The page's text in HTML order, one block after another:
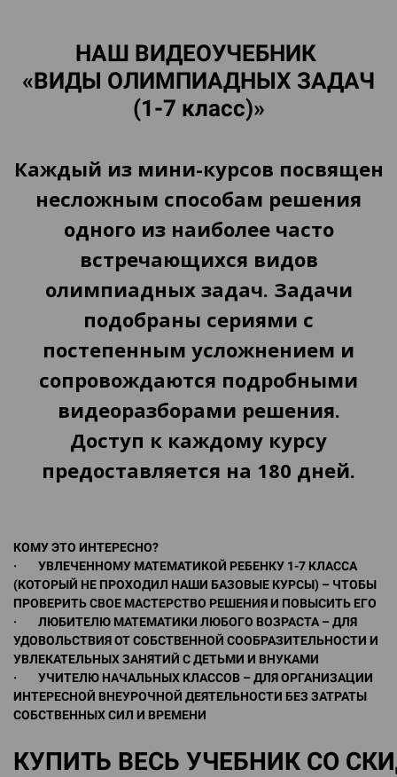
НАШ ВИДЕОУЧЕБНИК
«ВИДЫ ОЛИМПИАДНЫХ ЗАДАЧ
(1-7 класс)»
Каждый из мини-курсов посвящен
несложным способам решения
одного из наиболее часто
встречающихся видов
олимпиадных задач. Задачи
подобраны сериями с
постепенным усложнением и
сопровождаются подробными
видеоразборами решения.
Доступ к каждому курсу
предоставляется на 180 дней.
КОМУ ЭТО ИНТЕРЕСНО?
· УВЛЕЧЕННОМУ МАТЕМАТИКОЙ РЕБЕНКУ 1-7 КЛАССА
(КОТОРЫЙ НЕ ПРОХОДИЛ НАШИ БАЗОВЫЕ КУРСЫ) – ЧТОБЫ
ПРОВЕРИТЬ СВОЕ МАСТЕРСТВО РЕШЕНИЯ И ПОВЫСИТЬ ЕГО
· ЛЮБИТЕЛЮ МАТЕМАТИКИ ЛЮБОГО ВОЗРАСТА – ДЛЯ
УДОВОЛЬСТВИЯ ОТ СОБСТВЕННОЙ СООБРАЗИТЕЛЬНОСТИ И
УВЛЕКАТЕЛЬНЫХ ЗАНЯТИЙ С ДЕТЬМИ И ВНУКАМИ
· УЧИТЕЛЮ НАЧАЛЬНЫХ КЛАССОВ – ДЛЯ ОРГАНИЗАЦИИ
ИНТЕРЕСНОЙ ВНЕУРОЧНОЙ ДЕЯТЕЛЬНОСТИ БЕЗ ЗАТРАТЫ
СОБСТВЕННЫХ СИЛ И ВРЕМЕНИ
КУПИТЬ ВЕСЬ УЧЕБНИК СО